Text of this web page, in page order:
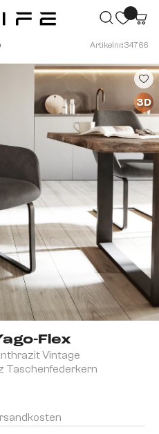
Artikelnr.: 34766
Flex
Vintage
Taschenfederkern
3D